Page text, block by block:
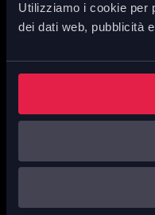
Utilizziamo i cookie per
dei dati web, pubblicità